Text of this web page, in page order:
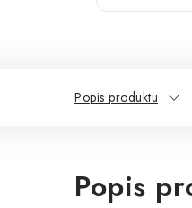
Popis produktu
Popis